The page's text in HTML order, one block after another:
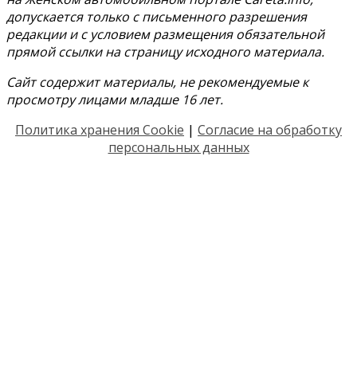
допускается только с письменного разрешения
редакции и с условием размещения обязательной
прямой ссылки на страницу исходного материала.
Сайт содержит материалы, не рекомендуемые к
просмотру лицами младше 16 лет.
Политика хранения Cookie | Согласие на обработку
персональных данных